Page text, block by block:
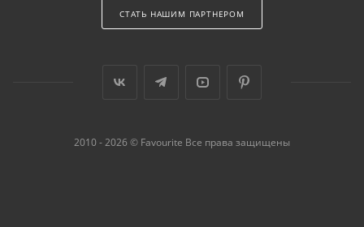
СТАТЬ НАШИМ ПАРТНЕРОМ
2010 - 2026 © Favourite Все права защищены